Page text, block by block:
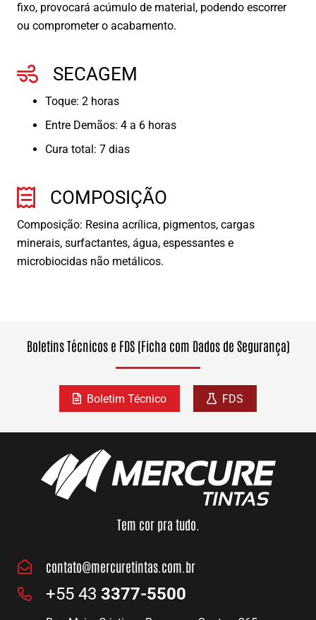
fixo, provocará acúmulo de material, podendo escorrer
ou comprometer o acabamento.
SECAGEM
Toque: 2 horas
Entre Demãos: 4 a 6 horas
Cura total: 7 dias
COMPOSIÇÃO
Composição: Resina acrílica, pigmentos, cargas
minerais, surfactantes, água, espessantes e
microbiocidas não metálicos.
Boletins Técnicos e FDS (Ficha com Dados de Segurança)
Boletim Técnico FDS
Tem cor pra tudo.
contato@mercuretintas.com.br
+55 43 3377-5500